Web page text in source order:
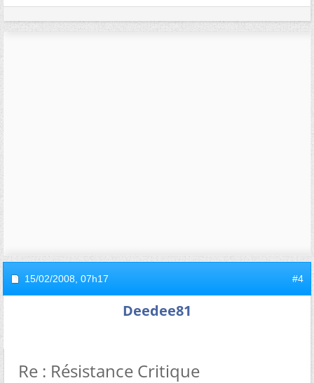
15/02/2008, 07h17 #4
Deedee81
Re : Résistance Critique